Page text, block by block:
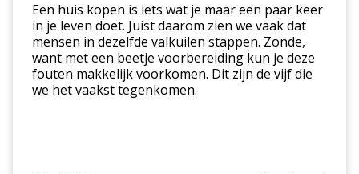
kopen
van
een
Een huis kopen is iets wat je maar een paar keer
in je leven doet. Juist daarom zien we vaak dat
mensen in dezelfde valkuilen stappen. Zonde,
want met een beetje voorbereiding kun je deze
fouten makkelijk voorkomen. Dit zijn de vijf die
we het vaakst tegenkomen.